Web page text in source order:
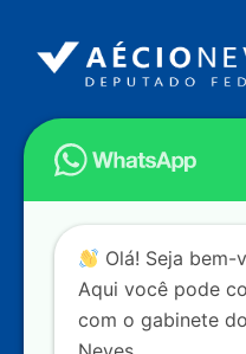
Endereço
Câmara dos Deputados
Contato
+55 (61) 3215-5964
Olá! Seja bem-
Aqui você pode
com o gabinete